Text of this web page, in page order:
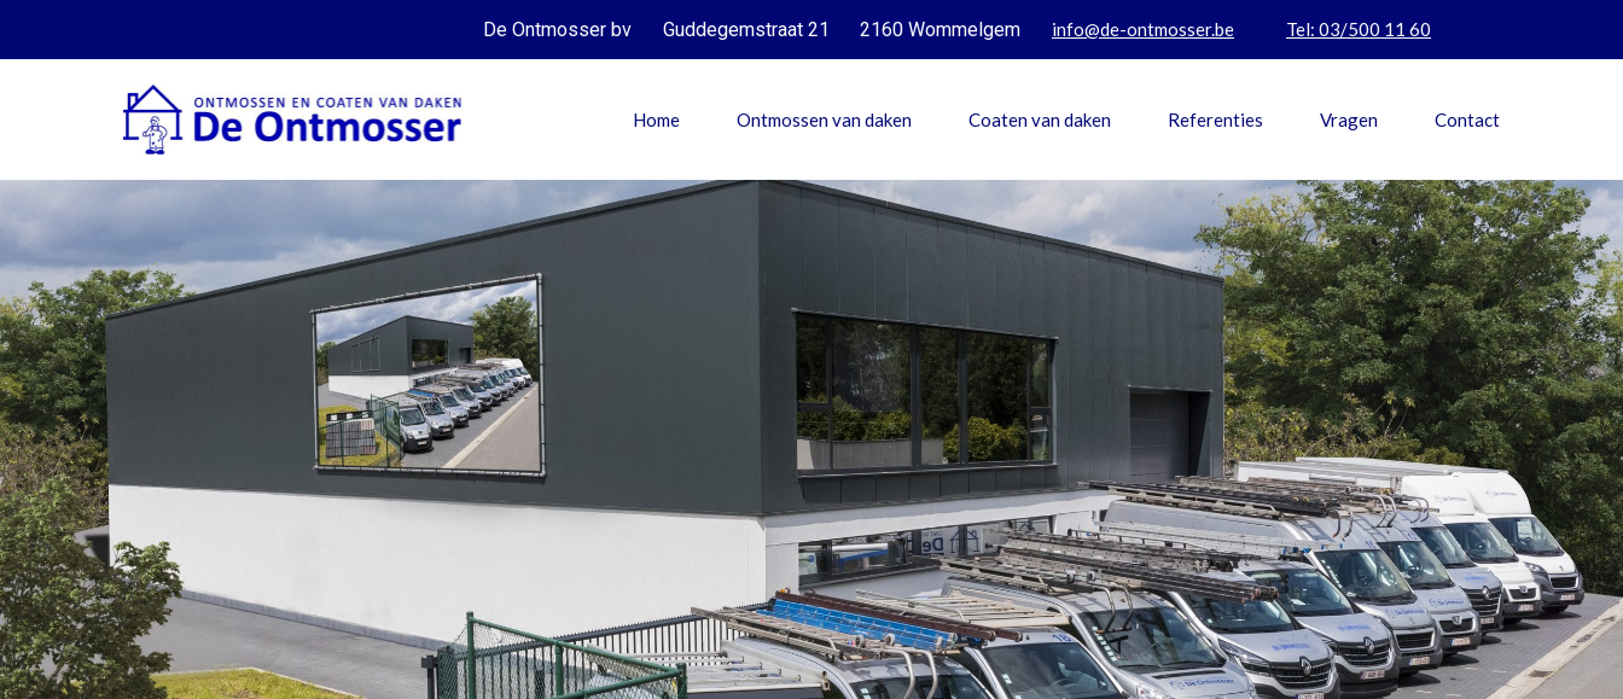
De Ontmosser bv Guddegemstraat 21 2160 Wommelgem info@de-ontmosser.be Tel: 03/500 11 60
Home Ontmossen van daken Coaten van daken Referenties Vragen Contact